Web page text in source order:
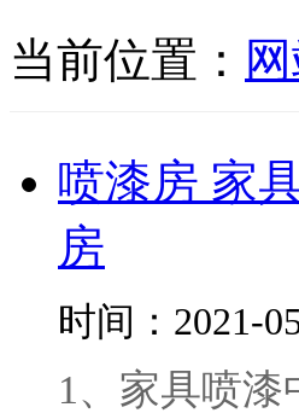
当前位置：
喷漆房 家
房
时间：2021-
1、家具喷